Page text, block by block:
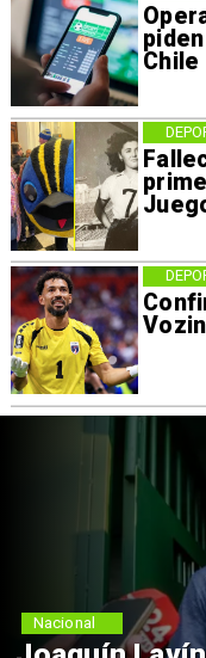
Chile
Nacional